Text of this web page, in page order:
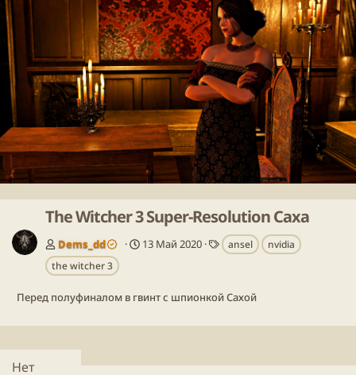
Н
а
а
д
В
п
е
р
ё
д
The Witcher 3 Super-Resolution Саха
Dems_dd 13 Май 2020
Т
е
ansel
nvidia
the witcher 3
Перед полуфиналом в гвинт с шпионкой Сахой
Нет